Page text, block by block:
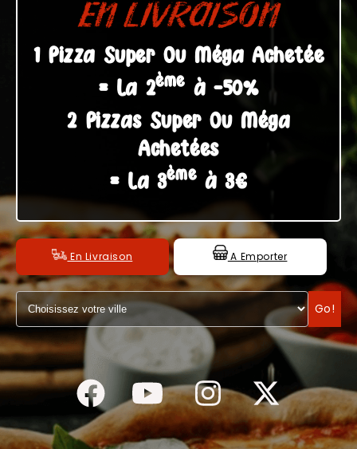
VOTRE COMPTE
NOTRE RESTAURANT
VOS AVIS
MENTIONS LÉGALES
EN LIVRAISON
1 Pizza Super Ou Méga Achetée
= La 2ème à -50%
2 Pizzas Super Ou Méga
Achetées
= La 3èmeà 3€
En Livraison A Emporter
Go!